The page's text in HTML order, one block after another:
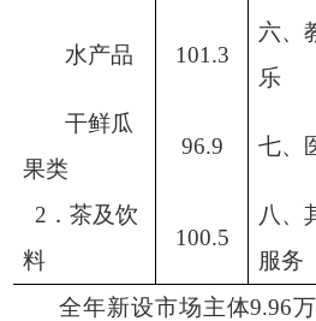
水产品 101.3
六、
乐
干鲜瓜
果类
96.9 七、
2 ．茶及饮
料
100.5
八、
服务
全年新设市场主体9.96